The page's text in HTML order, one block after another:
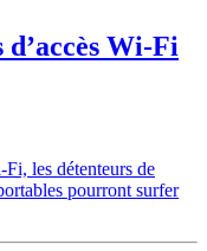
Wi-Fi
les détenteurs de
pourront surfer